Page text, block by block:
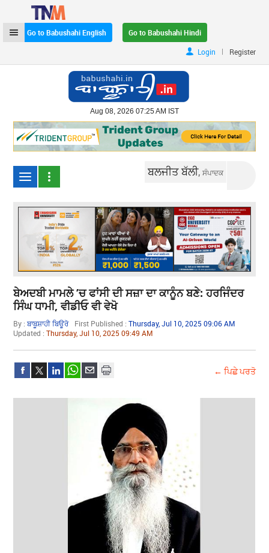
Go to Babushahi English
Go to Babushahi Hindi
Login
| Register
Aug 08, 2026 07:25 AM IST
ਬਲਜੀਤ ਬੱਲੀ,ਸੰਪਾਦਕ
ਬੇਅਦਬੀ ਮਾਮਲੇ ’ਚ ਫਾਂਸੀ ਦੀ ਸਜ਼ਾ ਦਾ ਕਾਨੂੰਨ ਬਣੇ: ਹਰਜਿੰਦਰ
ਸਿੰਘ ਧਾਮੀ, ਵੀਡੀਓ ਵੀ ਵੇਖੋ
By :ਬਾਬੂਸ਼ਾਹੀ ਬਿਊਰੋ First Published :Thursday, Jul 10, 2025 09:06 AM
Updated :Thursday, Jul 10, 2025 09:49 AM
← ਪਿਛੇ ਪਰਤੋ